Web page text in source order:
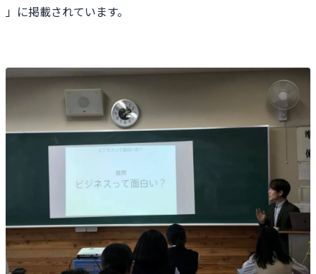
」に掲載されています。